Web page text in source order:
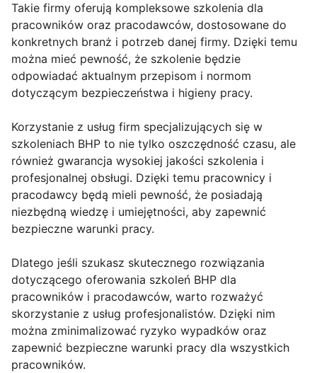
Takie firmy oferują kompleksowe szkolenia dla
pracowników oraz pracodawców, dostosowane do
konkretnych branż i potrzeb danej firmy. Dzięki temu
można mieć pewność, że szkolenie będzie
odpowiadać aktualnym przepisom i normom
dotyczącym bezpieczeństwa i higieny pracy.
Korzystanie z usług firm specjalizujących się w
szkoleniach BHP to nie tylko oszczędność czasu, ale
również gwarancja wysokiej jakości szkolenia i
profesjonalnej obsługi. Dzięki temu pracownicy i
pracodawcy będą mieli pewność, że posiadają
niezbędną wiedzę i umiejętności, aby zapewnić
bezpieczne warunki pracy.
Dlatego jeśli szukasz skutecznego rozwiązania
dotyczącego oferowania szkoleń BHP dla
pracowników i pracodawców, warto rozważyć
skorzystanie z usług profesjonalistów. Dzięki nim
można zminimalizować ryzyko wypadków oraz
zapewnić bezpieczne warunki pracy dla wszystkich
pracowników.